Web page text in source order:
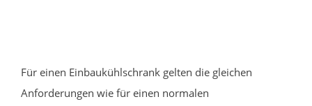
Für einen Einbaukühlschrank gelten die gleichen
Anforderungen wie für einen normalen